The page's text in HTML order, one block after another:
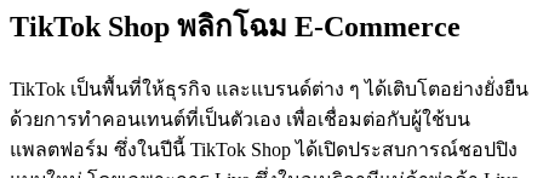
TikTok Shop พลิกโฉม E-Commerce
TikTok เป็นพื้นที่ให้ธุรกิจ และแบรนด์ต่าง ๆ ได้เติบโตอย่างยั่งยืน
ด้วยการทำคอนเทนต์ที่เป็นตัวเอง เพื่อเชื่อมต่อกับผู้ใช้บน
แพลตฟอร์ม ซึ่งในปีนี้ TikTok Shop ได้เปิดประสบการณ์ชอปปิง